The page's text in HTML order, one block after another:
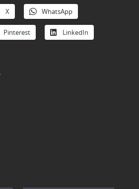
X WhatsApp
Pinterest LinkedIn